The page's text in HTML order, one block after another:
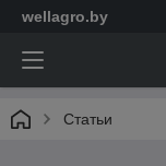
wellagro.by
Статьи